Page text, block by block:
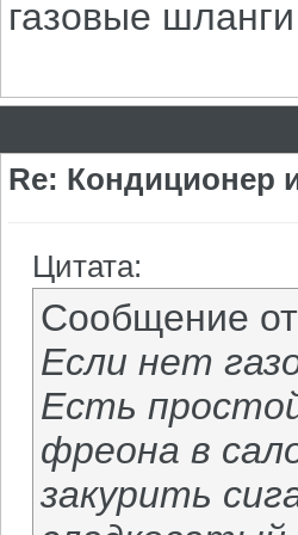
газовые шланги
Re: Кондиционер
Цитата:
Сообщение
Если нет
Есть
фреона в
закурить